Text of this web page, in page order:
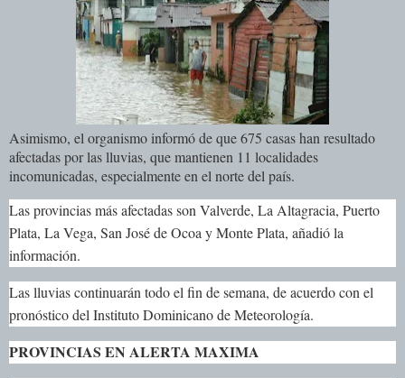
Asimismo, el organismo informó de que 675 casas han resultado
afectadas por las lluvias, que mantienen 11 localidades
incomunicadas, especialmente en el norte del país.
Las provincias más afectadas son Valverde, La Altagracia, Puerto
Plata, La Vega, San José de Ocoa y Monte Plata, añadió la
información.
Las lluvias continuarán todo el fin de semana, de acuerdo con el
pronóstico del Instituto Dominicano de Meteorología.
PROVINCIAS EN ALERTA MAXIMA